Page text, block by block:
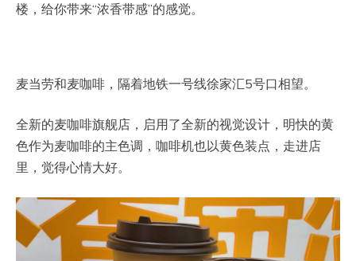
楼，给你带来“浓香带感”的感觉。
麦当劳和麦咖啡，隔着地铁一号线徐家汇5号口相望。
全新的麦咖啡旗舰店，启用了全新的视觉设计，明快的黄
色作为麦咖啡的主色调，咖啡机也以黄色装点，走进店
里，觉得心情大好。